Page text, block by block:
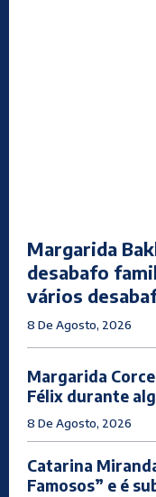
Margarida
desabafo
vários
8 De Agosto, 2026
Margarida
Félix durante
8 De Agosto, 2026
Catarina
Famosos” e é